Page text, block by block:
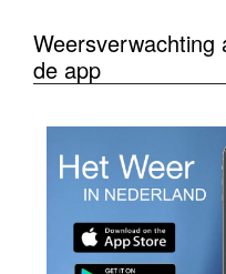
Weersverwachting
de app